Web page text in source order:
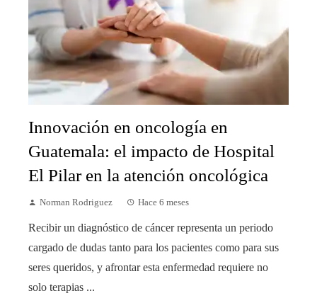
Innovación en oncología en
Guatemala: el impacto de Hospital
El Pilar en la atención oncológica
Norman Rodriguez Hace 6 meses
Recibir un diagnóstico de cáncer representa un periodo
cargado de dudas tanto para los pacientes como para sus
seres queridos, y afrontar esta enfermedad requiere no
solo terapias ...